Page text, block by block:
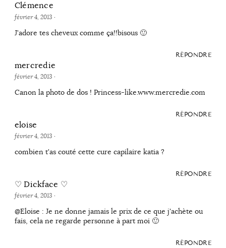
Clémence
février 4, 2013 ·
J'adore tes cheveux comme ça!!bisous 🙂
RÉPONDRE
mercredie
février 4, 2013 ·
Canon la photo de dos ! Princess-like.www.mercredie.com
RÉPONDRE
eloise
février 4, 2013 ·
combien t'as couté cette cure capilaire katia ?
RÉPONDRE
♡ Dickface ♡
février 4, 2013 ·
@Eloise : Je ne donne jamais le prix de ce que j'achète ou
fais, cela ne regarde personne à part moi 🙂
RÉPONDRE